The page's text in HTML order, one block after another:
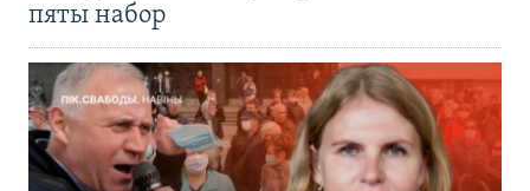
пяты набор